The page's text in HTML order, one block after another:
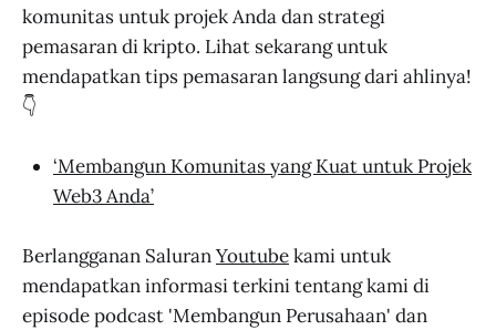
komunitas untuk projek Anda dan strategi
pemasaran di kripto. Lihat sekarang untuk
mendapatkan tips pemasaran langsung dari ahlinya!
👇
‘Membangun Komunitas yang Kuat untuk Projek
Web3 Anda’
Berlangganan SaluranYoutubekami untuk
mendapatkan informasi terkini tentang kami di
episode podcast 'Membangun Perusahaan' dan